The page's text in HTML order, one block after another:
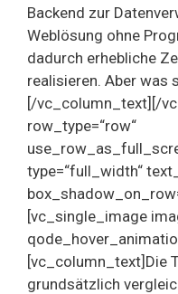
Backend zur
Weblösung ohne
dadurch erhebliche
realisieren. Aber was
[/vc_column_text][/
row_type=“row“
type=“full_width“
[vc_single_image
[vc_column_text]Die
grundsätzlich